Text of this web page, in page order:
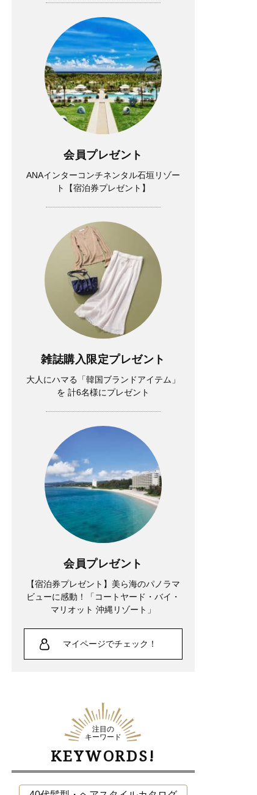
しない！大人が自信を持
線を集めて！〈16タイプ性格
診断〉
会員プレゼント
ANAインターコンチネンタル石垣リゾー
ト【宿泊券プレゼント】
雑誌購入限定プレゼント
大人にハマる「韓国ブランドアイテム」
を 計6名様にプレゼント
会員プレゼント
【宿泊券プレゼント】美ら海のパノラマ
ビューに感動！「コートヤード・バイ・
マリオット 沖縄リゾート」
マイページでチェック！
注目の
キーワード
KEYWORDS!